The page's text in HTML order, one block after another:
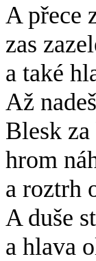
A přece
zas
a také
Až
Blesk za
hrom
a roztrh
A duše
a hlava